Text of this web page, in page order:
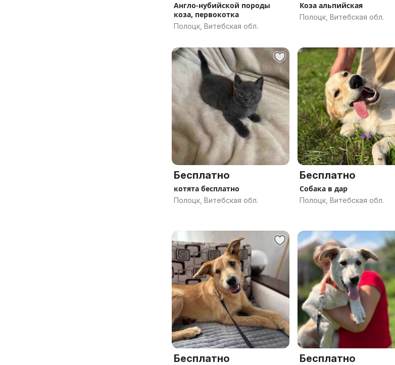
Англо-нубийской породы
коза, первокотка
Полоцк, Витебская обл.
Коза альпийская
Полоцк, Витебская обл.
Бесплатно
котята бесплатно
Полоцк, Витебская обл.
Бесплатно
Собака в дар
Полоцк, Витебская обл.
Бесплатно Бесплатно